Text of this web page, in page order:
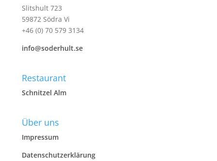
Slitshult 723
59872 Södra Vi
+46 (0) 70 579 3134
info@soderhult.se
Restaurant
Schnitzel Alm
Über uns
Impressum
Datenschutzerklärung